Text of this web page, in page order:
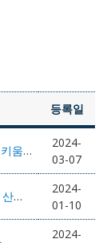
등록일
[IBS] 의생명 수학 그룹 Mark Alber 콜로키움(3/8)
2024-
03-07
[국가수리과학연구소] 2024년도 상반기 산업수학 콜로퀴움 안내
2024-
01-10
2024-